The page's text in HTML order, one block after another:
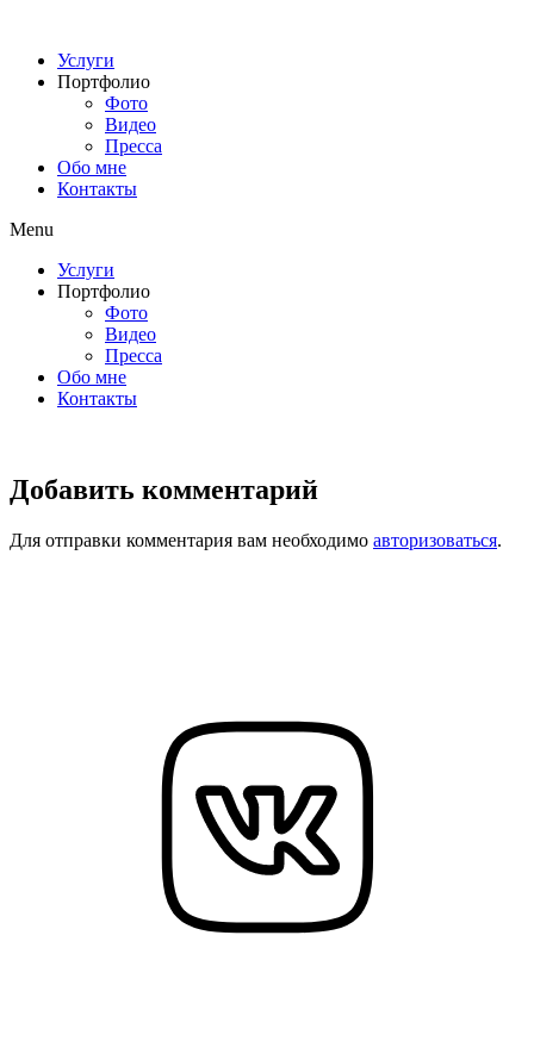
содержимому
Услуги
Портфолио
Фото
Видео
Пресса
Обо мне
Контакты
Menu
Услуги
Портфолио
Фото
Видео
Пресса
Обо мне
Контакты
Добавить комментарий
Для отправки комментария вам необходимо авторизоваться.